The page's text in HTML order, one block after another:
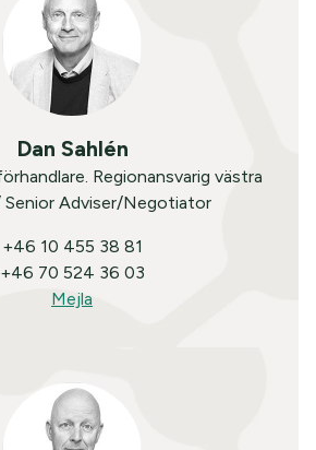
Dan Sahlén
Regionansvarig västra
Senior Adviser/Negotiator
+46 10 455 38 81
+46 70 524 36 03
Mejla